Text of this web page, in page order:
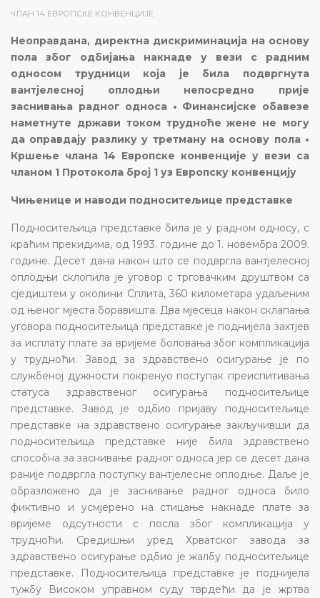
ЧЛАН 14 ЕВРОПСКЕ КОНВЕНЦИЈЕ
Неоправдана, директна дискриминација на основу
пола због одбијања накнаде у вези с радним
односом трудници која је била подвргнута
вантјелесној оплодњи непосредно прије
заснивања радног односа • Финансијске обавезе
наметнуте држави током трудноће жене не могу
да оправдају разлику у третману на основу пола •
Кршење члана 14 Европске конвенције у вези са
чланом 1 Протокола број 1 уз Европску конвенцију
Чињенице и наводи подноситељице представке
Подноситељица представке била је у радном односу, с
краћим прекидима, од 1993. године до 1. новембра 2009.
године. Десет дана након што се подвргла вантјелесној
оплодњи склопила је уговор с трговачким друштвом са
сједиштем у околини Сплита, 360 километара удаљеним
од њеног мјеста боравишта. Два мјесеца након склапања
уговора подноситељица представке је поднијела захтјев
за исплату плате за вријеме боловања због компликација
у трудноћи. Завод за здравствено осигурање је по
службеној дужности покренуо поступак преиспитивања
статуса здравственог осигурања подноситељице
представке. Завод је одбио пријаву подноситељице
представке на здравствено осигурање закључивши да
подноситељица представке није била здравствено
способна за заснивање радног односа јер се десет дана
раније подвргла поступку вантјелесне оплодње. Даље је
образложено да је заснивање радног односа било
фиктивно и усмјерено на стицање накнаде плате за
вријеме одсутности с посла због компликација у
трудноћи. Средишњи уред Хрватског завода за
здравствено осигурање одбио је жалбу подноситељице
представке. Подноситељица представке је поднијела
тужбу Високом управном суду тврдећи да је жртва